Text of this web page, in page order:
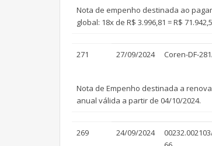
Nota de empenho destinada ao
global: 18x de R$ 3.996,81 = R$
271 27/09/2024 Coren-DF-
Nota de Empenho destinada a
anual válida a partir de 04/10/2024.
269 24/09/2024